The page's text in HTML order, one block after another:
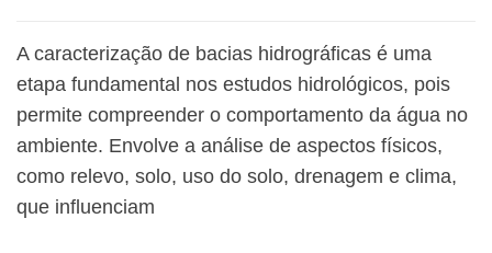
A caracterização de bacias hidrográficas é uma
etapa fundamental nos estudos hidrológicos, pois
permite compreender o comportamento da água no
ambiente. Envolve a análise de aspectos físicos,
como relevo, solo, uso do solo, drenagem e clima,
que influenciam